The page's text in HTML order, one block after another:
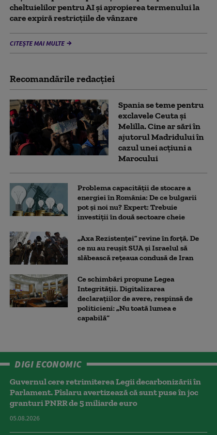
cheltuielilor pentru AI şi apropierea termenului la
care expiră restricţiile de vânzare
CITEȘTE MAI MULTE
Recomandările redacţiei
Spania se teme pentru
exclavele Ceuta și
Melilla. Cine ar sări în
ajutorul Madridului în
cazul unei acțiuni a
Marocului
Problema capacității de stocare a
energiei în România: De ce bulgarii
pot și noi nu? Expert: Trebuie
investiții în două sectoare cheie
„Axa Rezistenței” revine în forță. De
ce nu au reușit SUA și Israelul să
slăbească rețeaua condusă de Iran
Ce schimbări propune Legea
Integrității. Digitalizarea
declarațiilor de avere, respinsă de
politicieni: „Nu toată lumea e
capabilă”
DIGI ECONOMIC
Guvernul cere retrimiterea Legii decarbonizării în
Parlament. Pîslaru avertizează că sunt puse în joc
granturi PNRR de 5 miliarde euro
05.08.2026